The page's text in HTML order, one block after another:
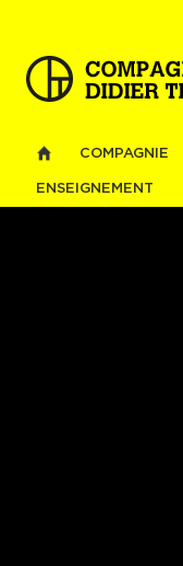
COMPAGNIE
ENSEIGNEMENT